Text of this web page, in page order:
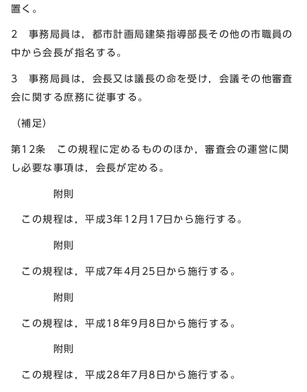
置く。
2 事務局員は，都市計画局建築指導部長その他の市職員の
中から会長が指名する。
3 事務局員は，会長又は議長の命を受け，会議その他審査
会に関する庶務に従事する。
（補足）
第12条 この規程に定めるもののほか，審査会の運営に関
し必要な事項は，会長が定める。
附則
この規程は，平成3年12月17日から施行する。
附則
この規程は，平成7年4月25日から施行する。
附則
この規程は，平成18年9月8日から施行する。
附則
この規程は，平成28年7月8日から施行する。